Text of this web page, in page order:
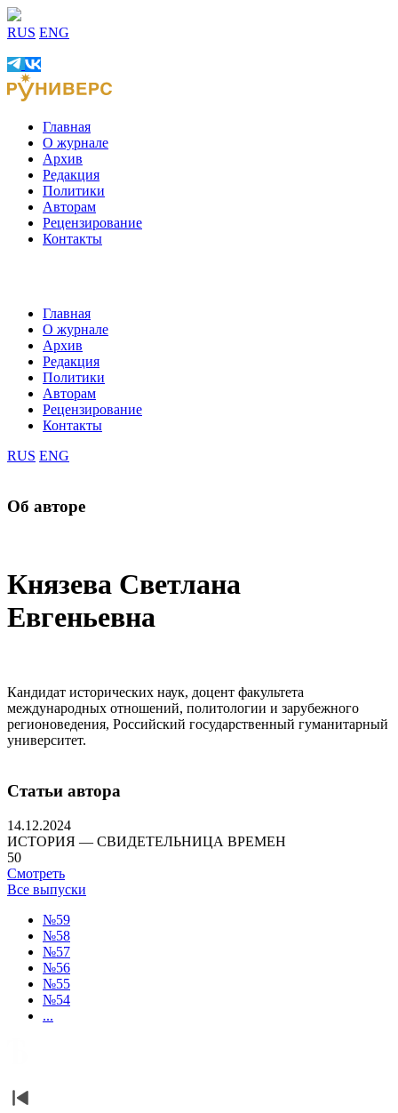
RUS ENG
Главная
О журнале
Архив
Редакция
Политики
Авторам
Рецензирование
Контакты
Главная
О журнале
Архив
Редакция
Политики
Авторам
Рецензирование
Контакты
RUS ENG
Об авторе
Князева Светлана
Евгеньевна
Кандидат исторических наук, доцент факультета
международных отношений, политологии и зарубежного
регионоведения, Российский государственный гуманитарный
университет.
Статьи автора
14.12.2024
ИСТОРИЯ — СВИДЕТЕЛЬНИЦА ВРЕМЕН
50
Смотреть
Все выпуски
№59
№58
№57
№56
№55
№54
...